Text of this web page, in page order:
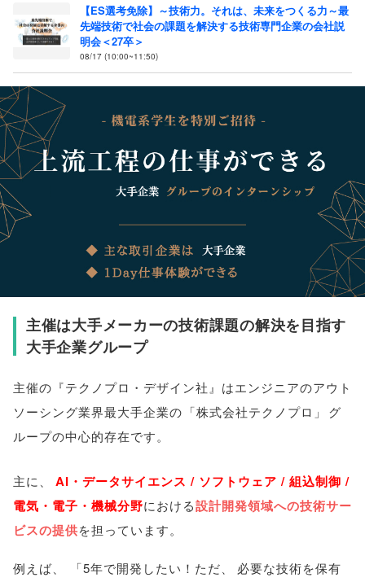
【ES選考免除】～技術力。それは、未来をつくる力～最
先端技術で社会の課題を解決する技術専門企業の会社説
明会＜27卒＞
08/17 (10:00~11:50)
主催は大手メーカーの技術課題の解決を目指す
大手企業グループ
主催の『テクノプロ・デザイン社』はエンジニアのアウト
ソーシング業界最大手企業の 「株式会社テクノプロ 」
グ
ループの中心的存在です。
主に
AI・データサイエンス / ソフトウェア / 組込制御 /
電気・電子・機械分野における設計開発領域への技術サー
ビスの提供を担っています。
例えば、 「5年で開発したい！ただ
必要な技術を保有